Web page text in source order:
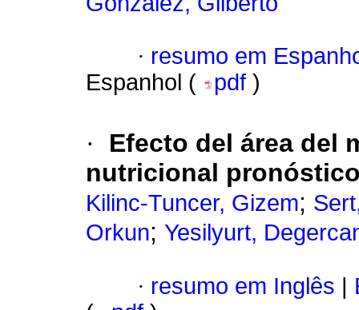
· resumo em
Espanhol (
pdf )
·
Efecto del área del
nutricional
Kilinc-Tuncer, Gizem;
Orkun; Yesilyurt,
· resumo em Inglês